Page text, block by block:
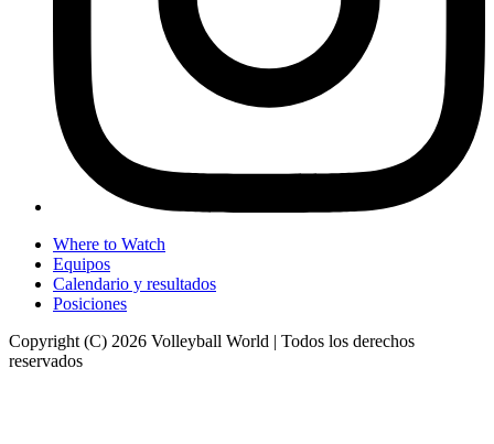
Where to Watch
Equipos
Calendario y resultados
Posiciones
Copyright (C) 2026 Volleyball World | Todos los derechos
reservados